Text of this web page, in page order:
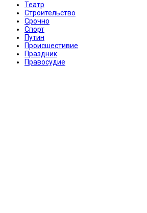
Театр
Строительство
Срочно
Спорт
Путин
Происшестивие
Праздник
Правосудие